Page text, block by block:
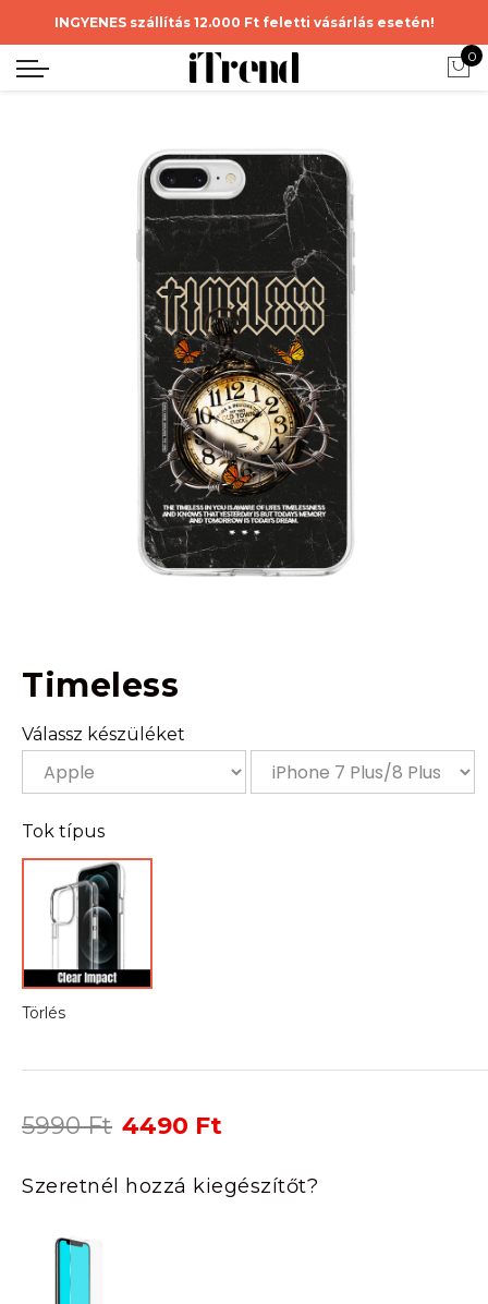
INGYENES szállítás 12.000 Ft feletti vásárlás esetén!
0
Timeless
Válassz készüléket
Tok típus
Törlés
5990Ft Original
was:
5990 Ft.
4490 Ft
is:
4490 Ft.
Szeretnél hozzá kiegészítőt?